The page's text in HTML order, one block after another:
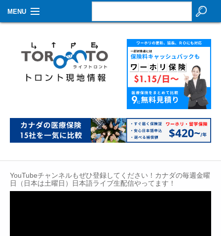
MENU
生活情報
その他
イベントカレンダー
About Us
YouTubeチャンネルもぜひ登録してください！カナダの毎週金曜
日（日本は土曜日）日本語ライブ生配信やってます！